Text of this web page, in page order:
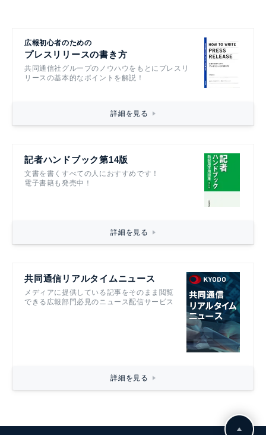
広報初心者のための
プレスリリースの書き方
共同通信社グループのノウハウをもとにプレスリ
リースの基本的なポイントを解説！
詳細を見る
記者ハンドブック第14版
文書を書くすべての人におすすめです！
電子書籍も発売中！
詳細を見る
共同通信リアルタイムニュース
メディアに提供している記事をそのまま閲覧
できる広報部門必見のニュース配信サービス
詳細を見る